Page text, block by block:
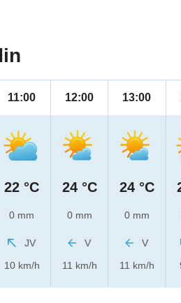
11:00
22 °C
0 mm
JV
10 km/h
12:00
24 °C
0 mm
V
11 km/h
13:00
24 °C
0 mm
V
11 km/h